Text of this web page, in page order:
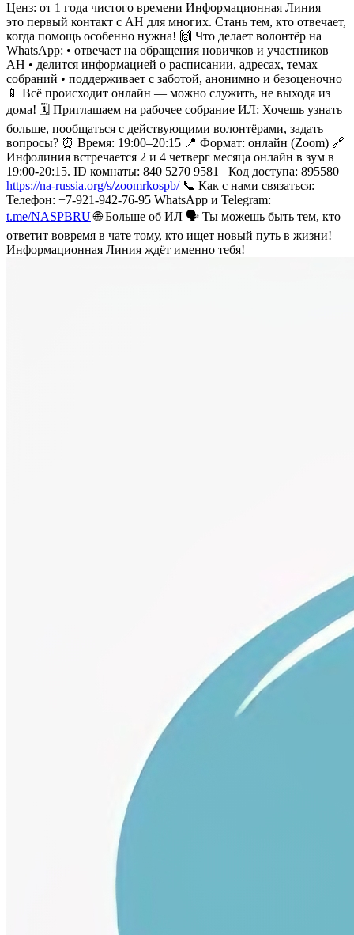
Ценз: от 1 года чистого времени Информационная Линия —
это первый контакт с АН для многих. Стань тем, кто отвечает,
когда помощь особенно нужна! 🙌 Что делает волонтёр на
WhatsApp: •⁠ ⁠отвечает на обращения новичков и участников
АН •⁠ ⁠делится информацией о расписании, адресах, темах
собраний •⁠ ⁠поддерживает с заботой, анонимно и безоценочно
📱 Всё происходит онлайн — можно служить, не выходя из
дома! 🗓 Приглашаем на рабочее собрание ИЛ: Хочешь узнать
больше, пообщаться с действующими волонтёрами, задать
вопросы? ⏰ Время: 19:00–20:15 📍 Формат: онлайн (Zoom) 🔗
Инфолиния встречается 2 и 4 четверг месяца онлайн в зум в
19:00-20:15. ID комнаты: 840 5270 9581
Код доступа: 895580
https://na-russia.org/s/zoomrkospb/ 📞 Как с нами связаться:
Телефон: +7-921-942-76-95 WhatsApp и Telegram:
t.me/NASPBRU 🌐 Больше об ИЛ 🗣️ Ты можешь быть тем, кто
ответит вовремя в чате тому, кто ищет новый путь в жизни!
Информационная Линия ждёт именно тебя!